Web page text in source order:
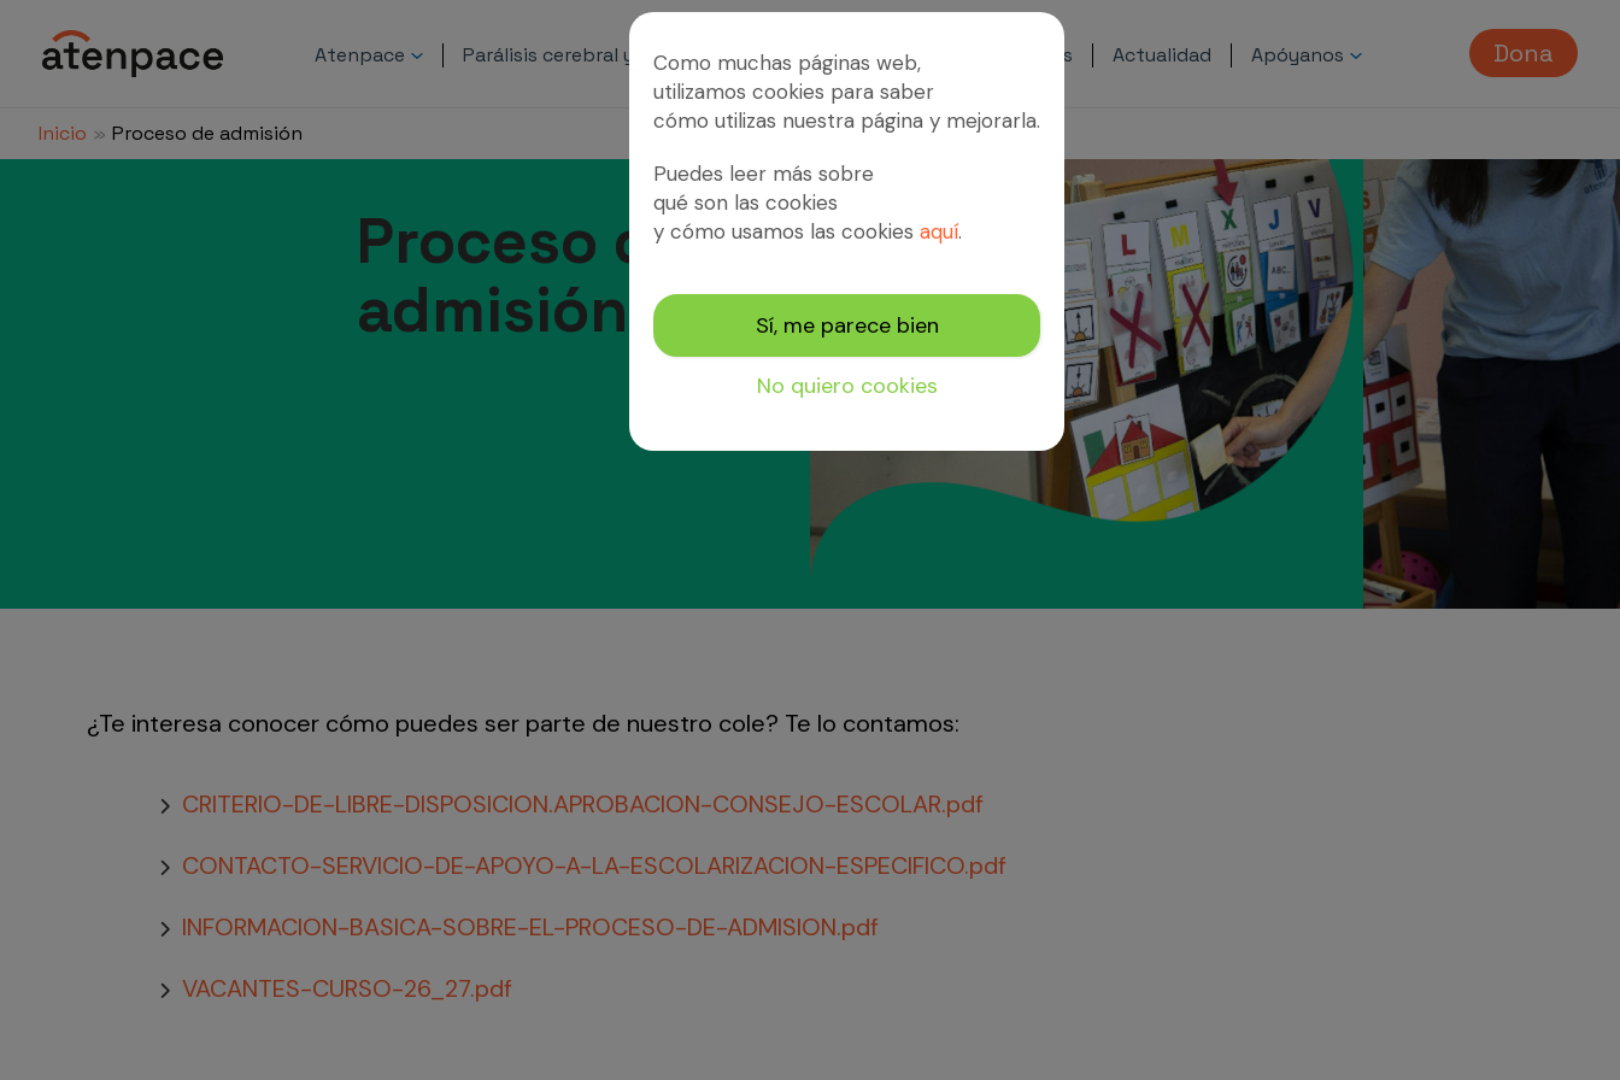
Atenpace Parálisis cerebral y patologías afines Servicios Proyectos Actualidad Apóyanos Dona
Inicio Proceso de admisión
Proceso de
admisión
¿Te interesa conocer cómo puedes ser parte de nuestro cole? Te lo contamos:
CRITERIO-DE-LIBRE-DISPOSICION.APROBACION-CONSEJO-ESCOLAR.pdf
CONTACTO-SERVICIO-DE-APOYO-A-LA-ESCOLARIZACION-ESPECIFICO.pdf
INFORMACION-BASICA-SOBRE-EL-PROCESO-DE-ADMISION.pdf
VACANTES-CURSO-26_27.pdf
Como muchas páginas web,
utilizamos cookies para saber
cómo utilizas nuestra página y mejorarla.
Puedes leer más sobre
qué son las cookies
y cómo usamos las cookies aquí.
Sí, me parece bien
No quiero cookies